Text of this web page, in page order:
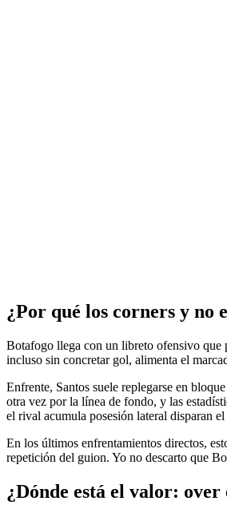
¿Por qué los corners y no
Botafogo llega con un libreto ofensivo que
incluso sin concretar gol, alimenta el
Enfrente, Santos suele replegarse en
otra vez por la línea de fondo, y las
el rival acumula posesión lateral disparan
En los últimos enfrentamientos directos,
repetición del guion. Yo no descarto que
¿Dónde está el valor: